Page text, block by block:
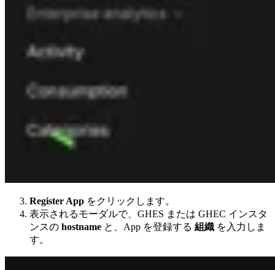
Register App をクリックします。
表示されるモーダルで、GHES または GHEC インスタ
ンスの hostname と、App を登録する 組織 を入力しま
す。